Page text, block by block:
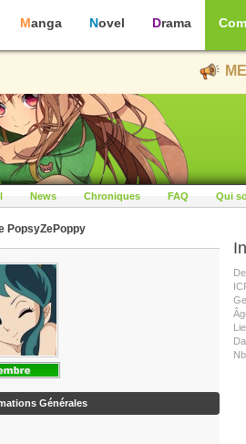
Manga Novel Drama
News Chroniques FAQ Qui
PopsyZePoppy
Générales